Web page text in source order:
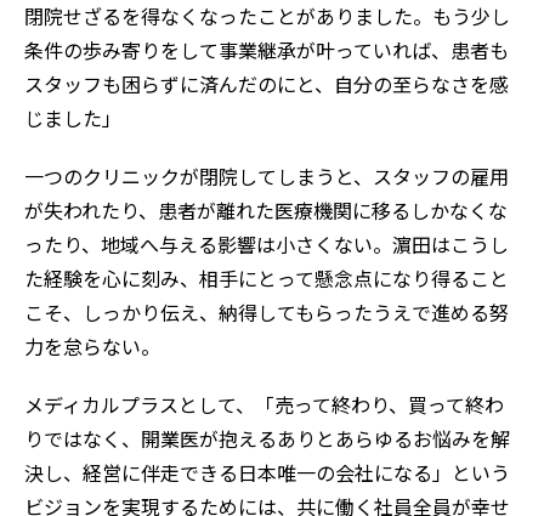
閉院せざるを得なくなったことがありました。もう少し
条件の歩み寄りをして事業継承が叶っていれば、患者も
スタッフも困らずに済んだのにと、自分の至らなさを感
じました」
一つのクリニックが閉院してしまうと、スタッフの雇用
が失われたり、患者が離れた医療機関に移るしかなくな
ったり、地域へ与える影響は小さくない。濵田はこうし
た経験を心に刻み、相手にとって懸念点になり得ること
こそ、しっかり伝え、納得してもらったうえで進める努
力を怠らない。
メディカルプラスとして、「売って終わり、買って終わ
りではなく、開業医が抱えるありとあらゆるお悩みを解
決し、経営に伴走できる日本唯一の会社になる」という
ビジョンを実現するためには、共に働く社員全員が幸せ